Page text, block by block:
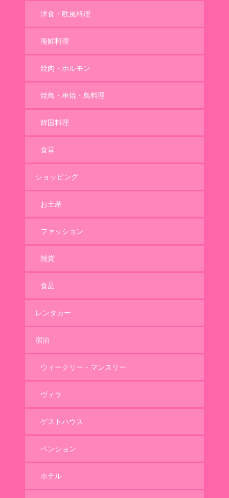
洋食・欧風料理
海鮮料理
焼肉・ホルモン
焼鳥・串焼・鳥料理
韓国料理
食堂
ショッピング
お土産
ファッション
雑貨
食品
レンタカー
宿泊
ウィークリー・マンスリー
ヴィラ
ゲストハウス
ペンション
ホテル